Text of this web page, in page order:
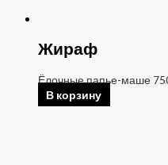
Жираф
Ёлочные папье-маше
В корзину